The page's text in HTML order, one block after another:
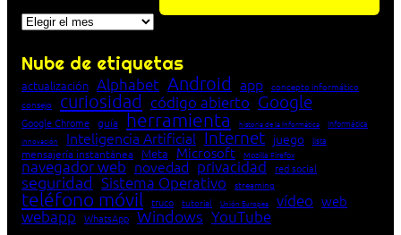
Archivos
Nube de etiquetas
actualización Alphabet Android app concepto informático
consejo
curiosidad código abierto Google
Google Chrome guía herramienta historia de la Informática Informática
innovación Inteligencia Artificial Internet juego lista
mensajería instantánea Meta Microsoft Mozilla Firefox
navegador web novedad privacidad red social
seguridad Sistema Operativo streaming
teléfono móvil truco tutorial Unión Europea vídeo web
webapp WhatsApp Windows YouTube